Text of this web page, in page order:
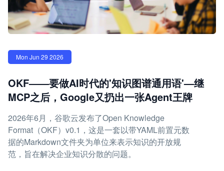
Mon Jun 29 2026
OKF——要做AI时代的'知识图谱通用语'—继
MCP之后，Google又扔出一张Agent王牌
2026年6月，谷歌云发布了Open Knowledge
Format（OKF）v0.1，这是一套以带YAML前置元数
据的Markdown文件夹为单位来表示知识的开放规
范，旨在解决企业知识分散的问题。